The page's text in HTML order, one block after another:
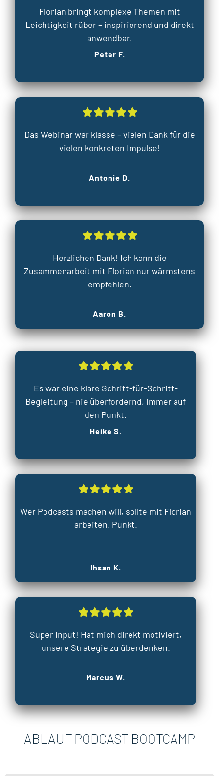
Florian bringt komplexe Themen mit
Leichtigkeit rüber – inspirierend und direkt
anwendbar.
Peter F.
Das Webinar war klasse – vielen Dank für die
vielen konkreten Impulse!
Antonie D.
Herzlichen Dank! Ich kann die
Zusammenarbeit mit Florian nur wärmstens
empfehlen.
Aaron B.
Es war eine klare Schritt-für-Schritt-
Begleitung – nie überfordernd, immer auf
den Punkt.
Heike S.
Wer Podcasts machen will, sollte mit Florian
arbeiten. Punkt.
Ihsan K.
Super Input! Hat mich direkt motiviert,
unsere Strategie zu überdenken.
Marcus W.
ABLAUF PODCAST BOOTCAMP